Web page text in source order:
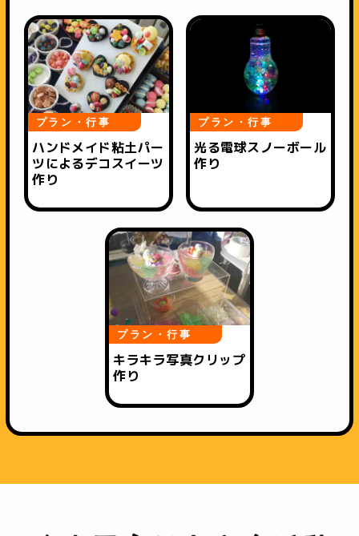
プラン・行事
ハンドメイド粘土パー
ツによるデコスイーツ
作り
プラン・行事
光る電球スノーボール
作り
プラン・行事
キラキラ写真クリップ
作り